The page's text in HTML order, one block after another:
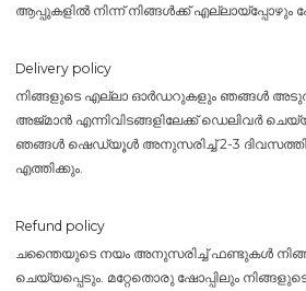
ആപ്പുകളിൽ നിന്ന് നിങ്ങൾക്ക് എല്ലായ്പ്പോഴും
Delivery policy
നിങ്ങളുടെ എല്ലാ ഓർഡറുകളും ഞങ്ങൾ
അജ്മാൻ എന്നിവിടങ്ങളിലേക്ക് ഡെലിവർ
ഞങ്ങൾ ഷെഡ്യൂൾ അനുസരിച്ച് 2-3
എത്തിക്കും.
Refund policy
ചന്തൈയുടെ നയം അനുസരിച്ച് ഫണ്ടുകൾ
ചെയ്യപ്പെടും. മറ്റേതൊരു ഷോപ്പിലും